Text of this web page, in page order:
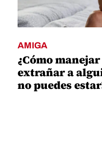
AMIGA
¿Cómo
extrañar a
no puedes